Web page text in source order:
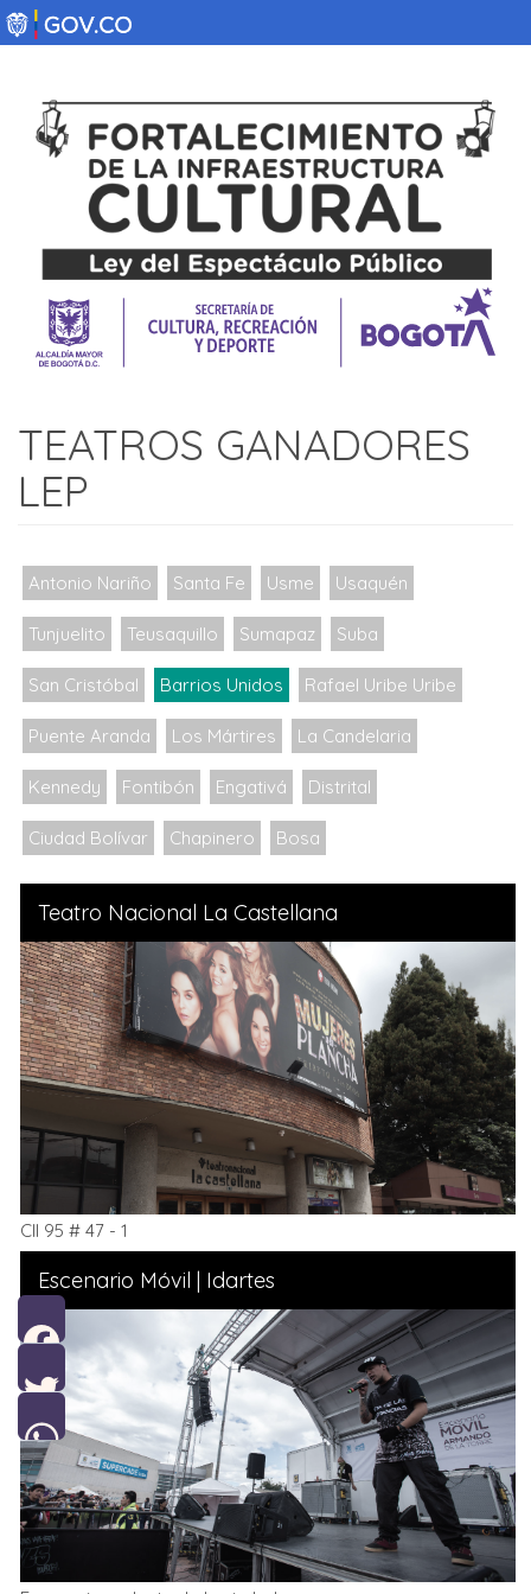
Pasar
al
principal
TEATROS GANADORES
LEP
Antonio Nariño Santa Fe Usme Usaquén
Tunjuelito Teusaquillo Sumapaz Suba
San Cristóbal Barrios Unidos Rafael Uribe Uribe
Puente Aranda Los Mártires La Candelaria
Kennedy Fontibón Engativá Distrital
Ciudad Bolívar Chapinero Bosa
Teatro Nacional La Castellana
Cll 95 # 47 - 1
Escenario Móvil | Idartes
Facebook
Twitter
WhatsApp